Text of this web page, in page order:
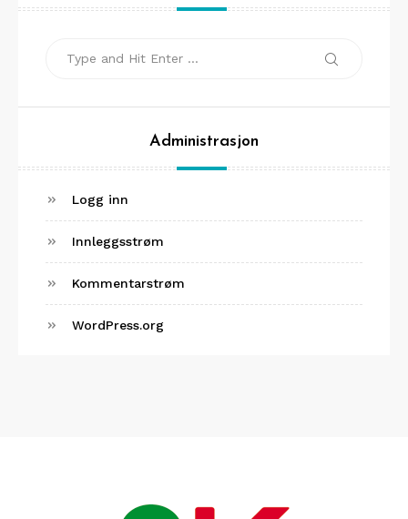
Search
Administrasjon
Logg inn
Innleggsstrøm
Kommentarstrøm
WordPress.org